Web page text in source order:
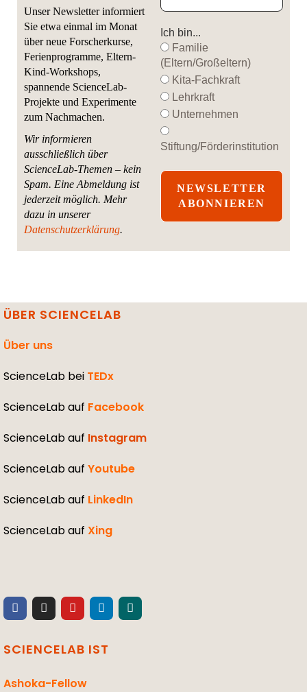
Unser Newsletter informiert
Sie etwa einmal im Monat
über neue Forscherkurse,
Ferienprogramme, Eltern-
Kind-Workshops,
spannende ScienceLab-
Projekte und Experimente
zum Nachmachen.
Wir informieren
ausschließlich über
ScienceLab-Themen – kein
Spam. Eine Abmeldung ist
jederzeit möglich. Mehr
dazu in unserer
Datenschutzerklärung.
Ich bin...
Familie
(Eltern/Großeltern)
Kita-Fachkraft
Lehrkraft
Unternehmen
Stiftung/Förderinstitution
ÜBER SCIENCELAB
Über uns
ScienceLab bei TEDx
ScienceLab auf Facebook
ScienceLab auf Instagram
ScienceLab auf Youtube
ScienceLab auf LinkedIn
ScienceLab auf Xing
SCIENCELAB IST
Ashoka-Fellow